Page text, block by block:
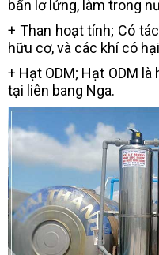
bẩn lơ lửng, làm trong
+ Than hoạt tính; Có
hữu cơ, và các khí có
+ Hạt ODM; Hạt ODM
tại liên bang Nga.